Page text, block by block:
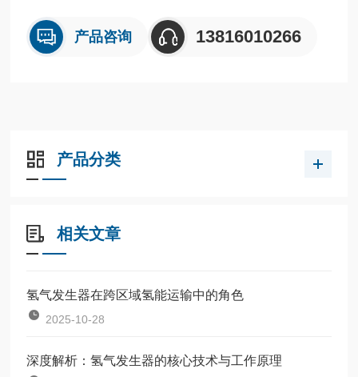
产品咨询 13816010266
产品分类
相关文章
氢气发生器在跨区域氢能运输中的角色
2025-10-28
深度解析：氢气发生器的核心技术与工作原理